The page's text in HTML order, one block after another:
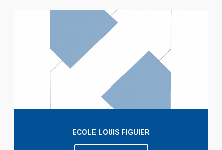
ECOLE LOUIS FIGUIER